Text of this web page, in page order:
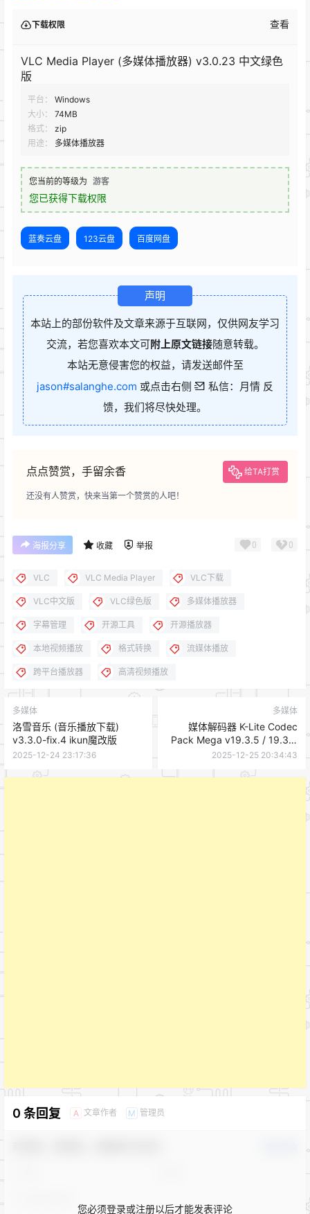
下载权限 查看
VLC Media Player (多媒体播放器) v3.0.23 中文绿色
版
平台：
Windows
大小：
74MB
格式：
zip
用途：
多媒体播放器
您当前的等级为 游客
您已获得下载权限
蓝奏云盘 123云盘 百度网盘
声明
本站上的部份软件及文章来源于互联网，仅供网友学习
交流，若您喜欢本文可附上原文链接随意转载。
本站无意侵害您的权益，请发送邮件至
jason#salanghe.com 或点击右侧
私信：月情 反
馈，我们将尽快处理。
点点赞赏，手留余香 给TA打赏
还没有人赞赏，快来当第一个赞赏的人吧！
海报分享 收藏 举报 0 0
VLC VLC Media Player VLC下载
VLC中文版 VLC绿色版 多媒体播放器
字幕管理 开源工具 开源播放器
本地视频播放 格式转换 流媒体播放
跨平台播放器 高清视频播放
多媒体
洛雪音乐 (音乐播放下载)
v3.3.0-fix.4 ikun魔改版
2025-12-24 23:17:36
多媒体
媒体解码器 K-Lite Codec
Pack Mega v19.3.5 / 19.3.8
Beta 最新版
2025-12-25 20:34:43
0 条回复 A 文章作者 M 管理员
您必须登录或注册以后才能发表评论